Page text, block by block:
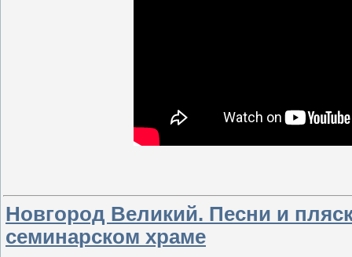
Новгород Великий. Песни и
семинарском храме